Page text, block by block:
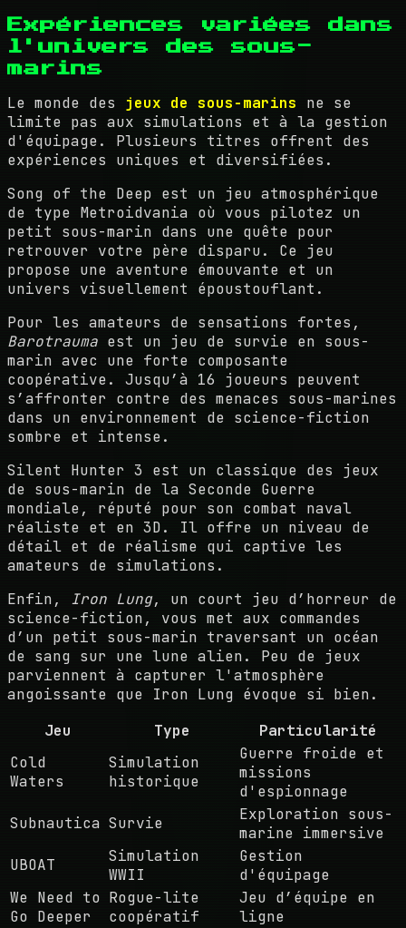
Expériences variées dans
l'univers des sous-
marins
Le monde des jeux de sous-marins ne se
limite pas aux simulations et à la gestion
d'équipage. Plusieurs titres offrent des
expériences uniques et diversifiées.
Song of the Deep est un jeu atmosphérique
de type Metroidvania où vous pilotez un
petit sous-marin dans une quête pour
retrouver votre père disparu. Ce jeu
propose une aventure émouvante et un
univers visuellement époustouflant.
Pour les amateurs de sensations fortes,
Barotrauma est un jeu de survie en sous-
marin avec une forte composante
coopérative. Jusqu’à 16 joueurs peuvent
s’affronter contre des menaces sous-marines
dans un environnement de science-fiction
sombre et intense.
Silent Hunter 3 est un classique des jeux
de sous-marin de la Seconde Guerre
mondiale, réputé pour son combat naval
réaliste et en 3D. Il offre un niveau de
détail et de réalisme qui captive les
amateurs de simulations.
Enfin, Iron Lung, un court jeu d’horreur de
science-fiction, vous met aux commandes
d’un petit sous-marin traversant un océan
de sang sur une lune alien. Peu de jeux
parviennent à capturer l'atmosphère
angoissante que Iron Lung évoque si bien.
Jeu
Type
Particularité
Cold
Waters
Simulation
historique
Guerre froide et
missions
d'espionnage
Subnautica Survie
Exploration sous-
marine immersive
UBOAT
Simulation
WWII
Gestion
d'équipage
We Need to
Go Deeper
Rogue-lite
coopératif
Jeu d’équipe en
ligne